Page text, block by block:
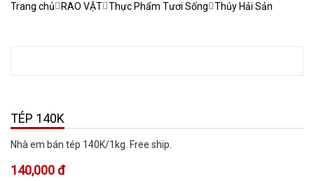
Trang chủ RAO VẶT Thực Phẩm Tươi Sống Thủy Hải Sản
TÉP 140K
Nhà em bán tép 140K/1kg. Free ship.
140,000 đ